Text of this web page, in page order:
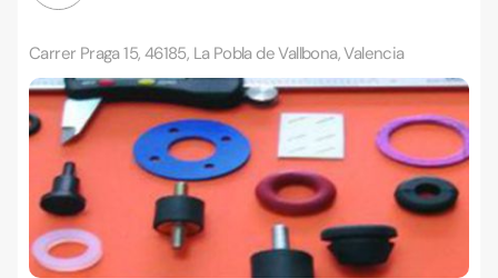
Carrer Praga 15, 46185, La Pobla de Vallbona, Valencia